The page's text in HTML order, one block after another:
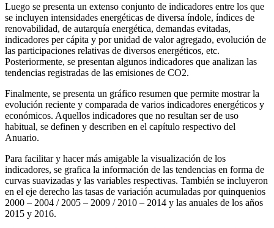
Luego se presenta un extenso conjunto de indicadores entre los que
se incluyen intensidades energéticas de diversa índole, índices de
renovabilidad, de autarquía energética, demandas evitadas,
indicadores per cápita y por unidad de valor agregado, evolución de
las participaciones relativas de diversos energéticos, etc.
Posteriormente, se presentan algunos indicadores que analizan las
tendencias registradas de las emisiones de CO2.
Finalmente, se presenta un gráfico resumen que permite mostrar la
evolución reciente y comparada de varios indicadores energéticos y
económicos. Aquellos indicadores que no resultan ser de uso
habitual, se definen y describen en el capítulo respectivo del
Anuario.
Para facilitar y hacer más amigable la visualización de los
indicadores, se grafica la información de las tendencias en forma de
curvas suavizadas y las variables respectivas. También se incluyeron
en el eje derecho las tasas de variación acumuladas por quinquenios
2000 – 2004 / 2005 – 2009 / 2010 – 2014 y las anuales de los años
2015 y 2016.